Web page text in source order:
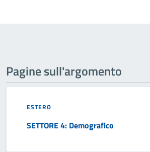
Pagine sull'argomento
ESTERO
SETTORE 4: Demografico